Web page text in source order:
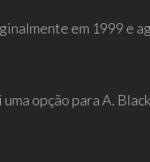
em 1999 e
opção para A.